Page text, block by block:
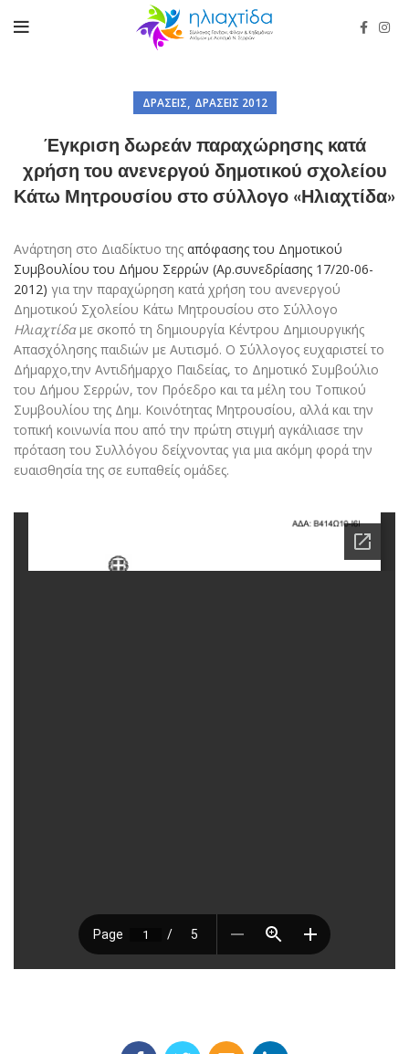
ΔΡΆΣΕΙΣ, ΔΡΆΣΕΙΣ 2012
Έγκριση δωρεάν παραχώρησης κατά
χρήση του ανενεργού δημοτικού σχολείου
Κάτω Μητρουσίου στο σύλλογο «Ηλιαχτίδα»
Ανάρτηση στο Διαδίκτυο της απόφασης του Δημοτικού
Συμβουλίου του Δήμου Σερρών (Aρ.συνεδρίασης 17/20-06-
2012) για την παραχώρηση κατά χρήση του ανενεργού
Δημοτικού Σχολείου Κάτω Μητρουσίου στο Σύλλογο
Ηλιαχτίδαμε σκοπό τη δημιουργία Κέντρου Δημιουργικής
Απασχόλησης παιδιών με Αυτισμό. Ο Σύλλογος ευχαριστεί το
Δήμαρχο,την Αντιδήμαρχο Παιδείας, το Δημοτικό Συμβούλιο
του Δήμου Σερρών, τον Πρόεδρο και τα μέλη του Τοπικού
Συμβουλίου της Δημ. Κοινότητας Μητρουσίου, αλλά και την
τοπική κοινωνία που από την πρώτη στιγμή αγκάλιασε την
πρόταση του Συλλόγου δείχνοντας για μια ακόμη φορά την
ευαισθησία της σε ευπαθείς ομάδες.